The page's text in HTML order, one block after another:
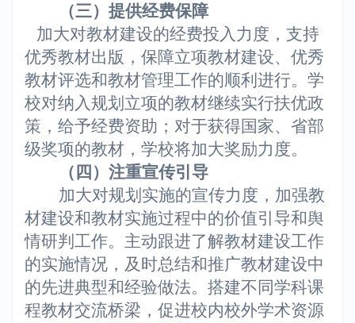
（三） 提供经费保障
加大对教材建设的经费投入力度，支持
优秀教材出版，保障立项教材建设、优秀
教材评选和教材管理工作的顺利进行。学
校对纳入规划立项的教材继续实行扶优政
策，给予经费资助；对于获得国家、省部
级奖项的教材，学校将加大奖励力度。
（四）注重宣传引导
加大对规划实施的宣传力度，加强教
材建设和教材实施过程中的价值引导和舆
情研判工作。主动跟进了解教材建设工作
的实施情况，及时总结和推广教材建设中
的先进典型和经验做法。搭建不同学科课
程教材交流桥梁，促进校内校外学术资源